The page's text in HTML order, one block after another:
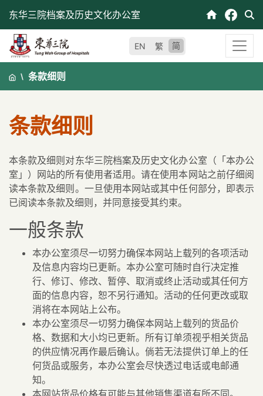
东华三院档案及历史文化办公室
EN 繁 简
条款细则
条款细则
本条款及细则对东华三院档案及历史文化办公室（「本办公
室」）网站的所有使用者适用。请在使用本网站之前仔细阅
读本条款及细则。一旦使用本网站或其中任何部分，即表示
已阅读本条款及细则，并同意接受其约束。
一般条款
本办公室须尽一切努力确保本网站上载列的各项活动
及信息内容均已更新。本办公室可随时自行决定推
行、修订、修改、暂停、取消或终止活动或其任何方
面的信息内容，恕不另行通知。活动的任何更改或取
消将在本网站上公布。
本办公室须尽一切努力确保本网站上载列的货品价
格、数据和大小均已更新。所有订单须视乎相关货品
的供应情况再作最后确认。倘若无法提供订单上的任
何货品或服务，本办公室会尽快透过电话或电邮通
知。
本网站货品价格有可能与其他销售渠道有所不同。